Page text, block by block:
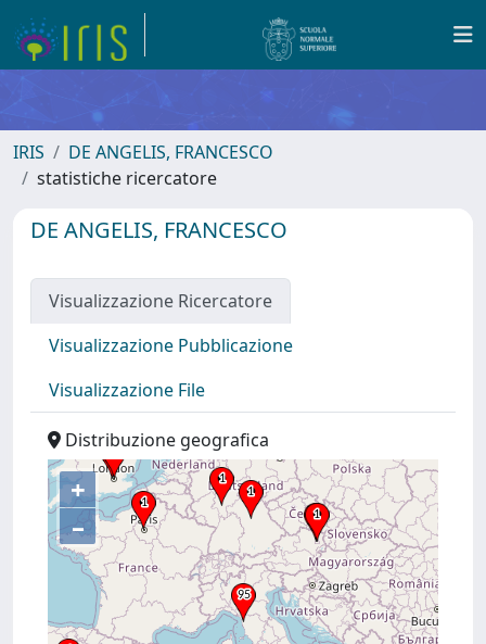
IRIS
DE ANGELIS, FRANCESCO
statistiche ricercatore
DE ANGELIS, FRANCESCO
Visualizzazione Ricercatore
Visualizzazione Pubblicazione
Visualizzazione File
Distribuzione geografica
+
–